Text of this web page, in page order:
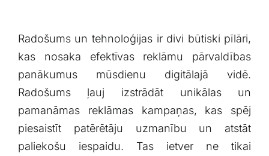
Radošums ​un tehnoloģijas ⁢ir ‍divi⁣ būtiski pīlāri,
kas nosaka efektīvas reklāmu pārvaldības‌
panākumus mūsdienu digitālajā vidē.
Radošums ļauj izstrādāt ‌unikālas⁢ un
‌pamanāmas reklāmas⁢ kampaņas, kas spēj
piesaistīt patērētāju ⁣uzmanību ⁤un atstāt
paliekošu‌ iespaidu. Tas⁣ ietver ne tikai